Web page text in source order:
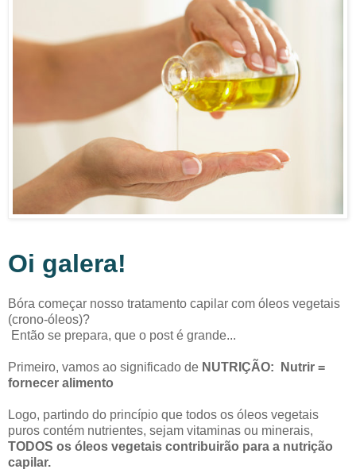
Oi galera!
Bóra começar nosso tratamento capilar com óleos vegetais
(crono-óleos)?
Então se prepara, que o post é grande...
Primeiro, vamos ao significado de NUTRIÇÃO:
Nutrir =
fornecer alimento
Logo, partindo do princípio que todos os óleos vegetais
puros contém nutrientes, sejam vitaminas ou minerais,
TODOS os óleos vegetais contribuirão para a nutrição
capilar.